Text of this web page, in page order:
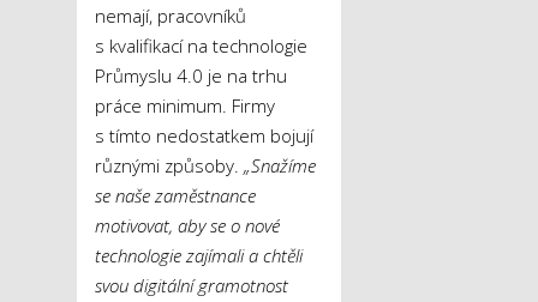
nemají, pracovníků
s kvalifikací na technologie
Průmyslu 4.0 je na trhu
práce minimum. Firmy
s tímto nedostatkem bojují
různými způsoby. „Snažíme
se naše zaměstnance
motivovat, aby se o nové
technologie zajímali a chtěli
svou digitální gramotnost